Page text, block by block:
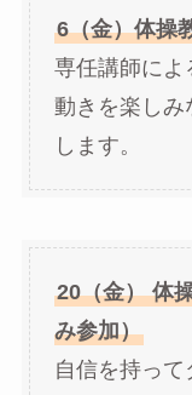
6（金）体操
専任講師によ
動きを楽しみ
します。
20（金） 体
み参加）
自信を持っ